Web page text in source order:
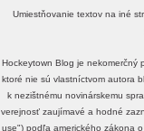
Umiestňovanie textov na iné
Hockeytown Blog je nekomerčný
ktoré nie sú vlastníctvom autora
k nezištnému novinárskemu
verejnosť zaujímavé a hodné
use") podľa amerického zákona